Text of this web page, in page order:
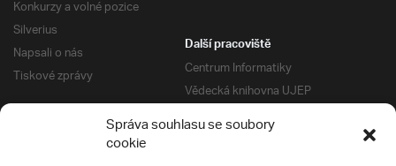
Správa souhlasu se soubory
cookie
Konkurzy a volné pozice
Silverius
Napsali o nás
Tiskové zprávy
Další pracoviště
Centrum Informatiky
Vědecká knihovna UJEP
Správa kolejí a menz
Univerzitní centrum podpory